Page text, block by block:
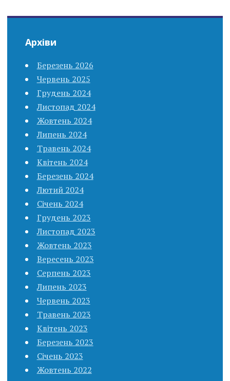
Архіви
Березень 2026
Червень 2025
Грудень 2024
Листопад 2024
Жовтень 2024
Липень 2024
Травень 2024
Квітень 2024
Березень 2024
Лютий 2024
Січень 2024
Грудень 2023
Листопад 2023
Жовтень 2023
Вересень 2023
Серпень 2023
Липень 2023
Червень 2023
Травень 2023
Квітень 2023
Березень 2023
Січень 2023
Жовтень 2022